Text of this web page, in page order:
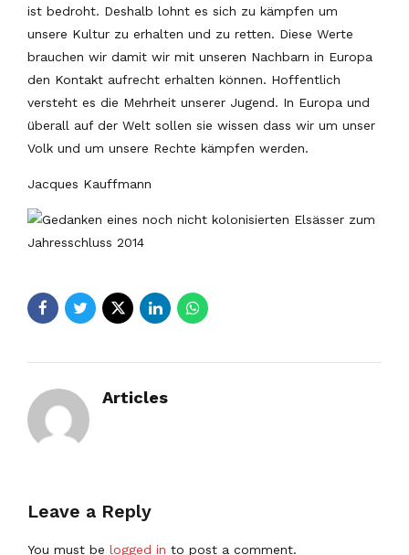
ist bedroht. Deshalb lohnt es sich zu kämpfen um
unsere Kultur zu erhalten und zu retten. Diese Werte
brauchen wir damit wir mit unseren Nachbarn in Europa
den Kontakt aufrecht erhalten können. Hoffentlich
versteht es die Mehrheit unserer Jugend. In Europa und
überall auf der Welt sollen sie wissen dass wir um unser
Volk und um unsere Rechte kämpfen werden.
Jacques Kauffmann
Articles
Leave a Reply
You must be logged in to post a comment.